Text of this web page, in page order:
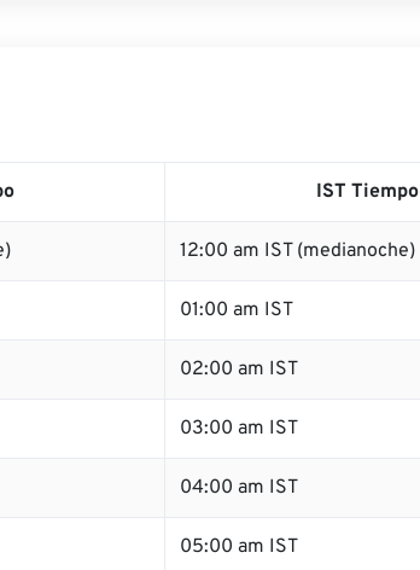
IST Tiempo
12:00 am IST (medianoche)
01:00 am IST
02:00 am IST
03:00 am IST
04:00 am IST
05:00 am IST